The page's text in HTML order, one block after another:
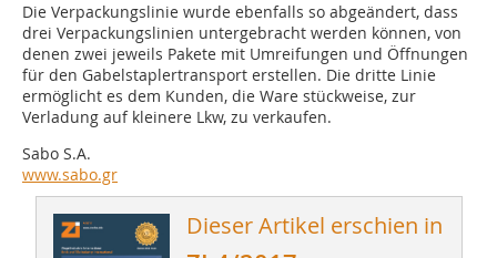
Die Verpackungslinie wurde ebenfalls so abgeändert, dass
drei Verpackungslinien untergebracht werden können, von
denen zwei jeweils Pakete mit Umreifungen und Öffnungen
für den Gabelstaplertransport erstellen. Die dritte Linie
ermöglicht es dem Kunden, die Ware stückweise, zur
Verladung auf kleinere Lkw, zu verkaufen.
Sabo S.A.
www.sabo.gr
Dieser Artikel erschien in